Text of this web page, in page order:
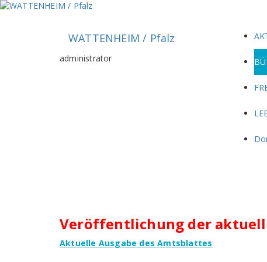
Zum
WATTENHEIM / Pfalz
administrator
Veröffentlichung der
Aktuelle Ausgabe des Amtsblattes